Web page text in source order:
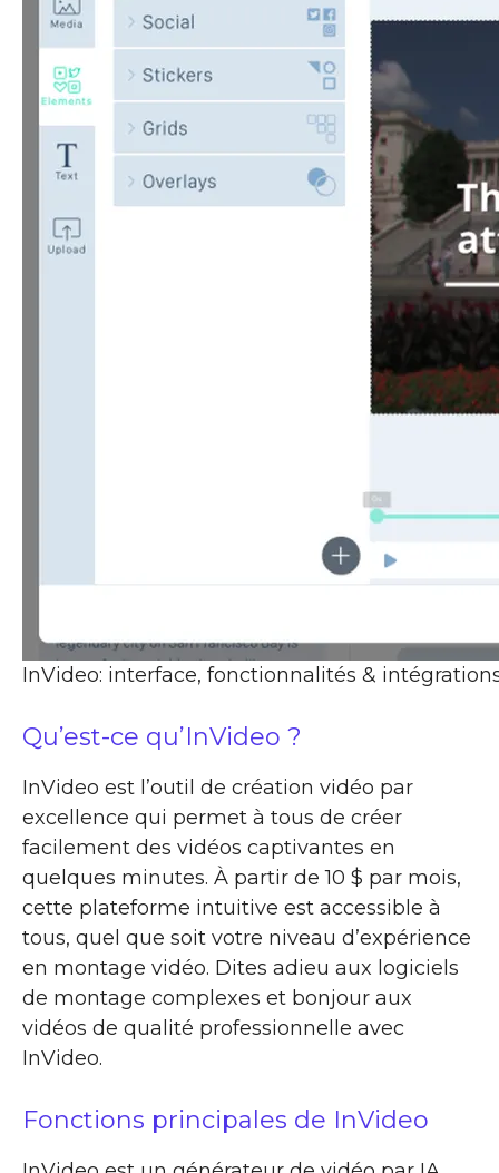
InVideo: interface, fonctionnalités &
Qu’est-ce qu’InVideo ?
InVideo est l’outil de création vidéo par
excellence qui permet à tous de créer
facilement des vidéos captivantes en
quelques minutes. À partir de 10 $ par mois,
cette plateforme intuitive est accessible à
tous, quel que soit votre niveau d’expérience
en montage vidéo. Dites adieu aux logiciels
de montage complexes et bonjour aux
vidéos de qualité professionnelle avec
InVideo.
Fonctions principales de InVideo